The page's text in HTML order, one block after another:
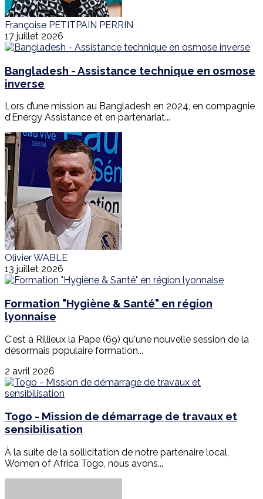
Françoise PETITPAIN PERRIN
17 juillet 2026
Bangladesh - Assistance technique en osmose
inverse
Lors d’une mission au Bangladesh en 2024, en compagnie
d’Energy Assistance et en partenariat...
Olivier WABLE
13 juillet 2026
Formation "Hygiène & Santé" en région
lyonnaise
C'est à Rillieux la Pape (69) qu'une nouvelle session de la
désormais populaire formation...
2 avril 2026
Togo - Mission de démarrage de travaux et
sensibilisation
À la suite de la sollicitation de notre partenaire local,
Women of Africa Togo, nous avons...